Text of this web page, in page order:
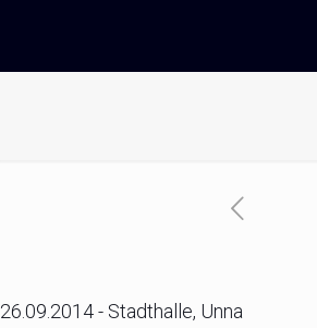
26.09.2014 - Stadthalle, Unna